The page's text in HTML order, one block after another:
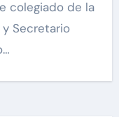
Secretario